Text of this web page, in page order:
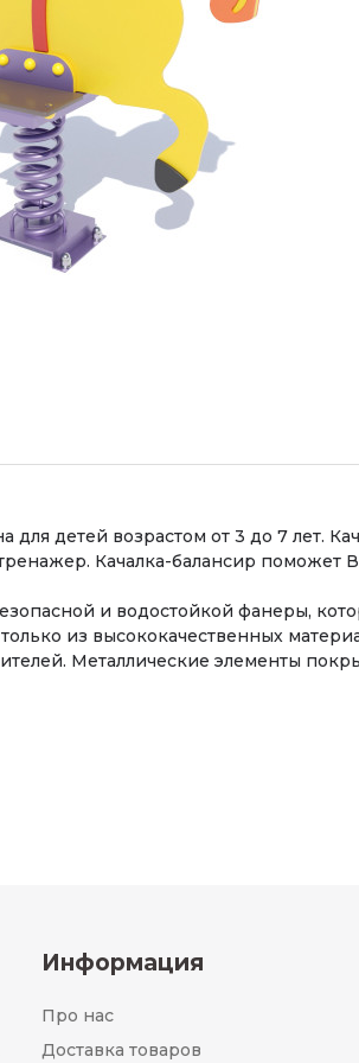
для детей возрастом от 3 до 7 лет.
Качалка-балансир
и водостойкой фанеры,
из высококачественных
Металлические элементы
Информация
Про нас
Доставка товаров